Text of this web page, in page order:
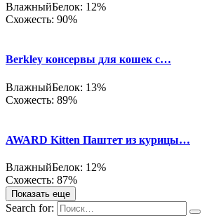
ВлажныйБелок: 12%
Схожесть: 90%
Berkley консервы для кошек с…
ВлажныйБелок: 13%
Схожесть: 89%
AWARD Kitten Паштет из курицы…
ВлажныйБелок: 12%
Схожесть: 87%
Показать еще
Search for: